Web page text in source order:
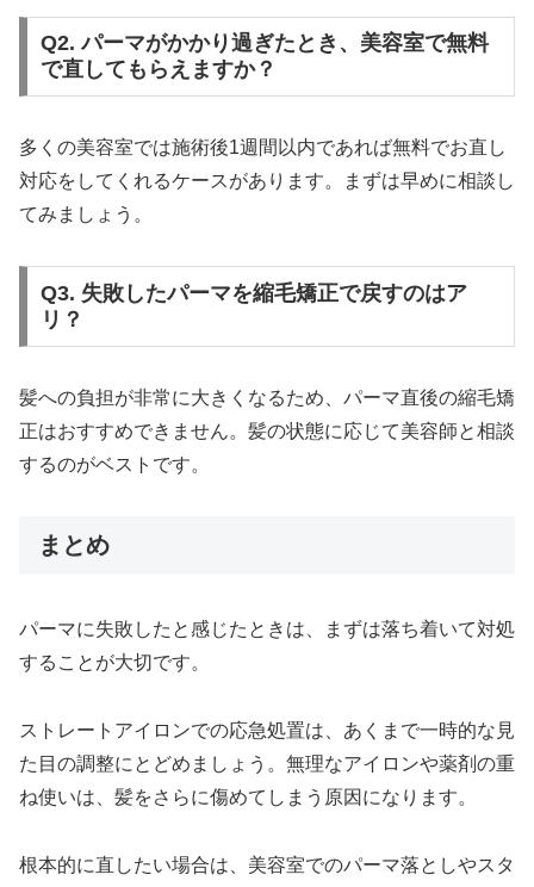
Q2. パーマがかかり過ぎたとき、美容室で無料
で直してもらえますか？
多くの美容室では施術後1週間以内であれば無料でお直し
対応をしてくれるケースがあります。まずは早めに相談し
てみましょう。
Q3. 失敗したパーマを縮毛矯正で戻すのはア
リ？
髪への負担が非常に大きくなるため、パーマ直後の縮毛矯
正はおすすめできません。髪の状態に応じて美容師と相談
するのがベストです。
まとめ
パーマに失敗したと感じたときは、まずは落ち着いて対処
することが大切です。
ストレートアイロンでの応急処置は、あくまで一時的な見
た目の調整にとどめましょう。無理なアイロンや薬剤の重
ね使いは、髪をさらに傷めてしまう原因になります。
根本的に直したい場合は、美容室でのパーマ落としやスタ